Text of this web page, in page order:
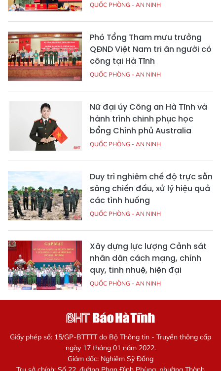
QUỐC PHÒNG - AN NINH
Phó Tổng Tham mưu trưởng
QĐND Việt Nam tri ân người có
công tại Hà Tĩnh
QUỐC PHÒNG - AN NINH
Nữ đại úy Công an Hà Tĩnh và
hành trình chinh phục học
bổng Chính phủ Australia
QUỐC PHÒNG - AN NINH
Duy trì nghiêm chế độ trực sẵn
sàng chiến đấu, xử lý hiệu quả
các tình huống
QUỐC PHÒNG - AN NINH
Xây dựng lực lượng Cảnh sát
nhân dân cách mạng, chính
quy, tinh nhuệ, hiện đại
QUỐC PHÒNG - AN NINH
Giấy phép số: 15/GP-BTTTT do Bộ Thông tin - Truyền thông cấp
ngày 17 tháng 01 năm 2022.
Giám đốc: Nghiêm Sỹ Đống